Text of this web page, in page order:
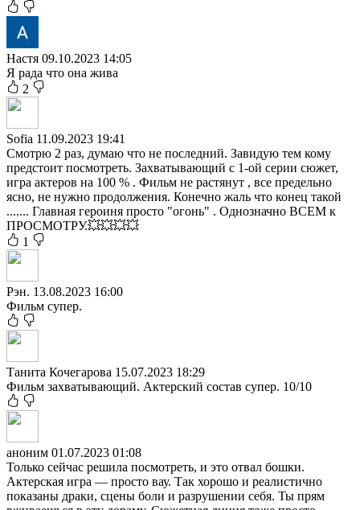
Настя 09.10.2023 14:05
Я рада что она жива
2
Sofia 11.09.2023 19:41
Смотрю 2 раз, думаю что не последний. Завидую тем кому
предстоит посмотреть. Захватывающий с 1-ой серии сюжет,
игра актеров на 100 % . Фильм не растянут , все предельно
ясно, не нужно продолжения. Конечно жаль что конец такой
....... Главная героиня просто "огонь" . Однозначно ВСЕМ к
ПРОСМОТРУ.💥💥💥💥
1
Рэн. 13.08.2023 16:00
Фильм супер.
Танита Кочегарова 15.07.2023 18:29
Фильм захватывающий. Актерский состав супер. 10/10
аноним 01.07.2023 01:08
Только сейчас решила посмотреть, и это отвал бошки.
Актерская игра — просто вау. Так хорошо и реалистично
показаны драки, сцены боли и разрушении себя. Ты прям